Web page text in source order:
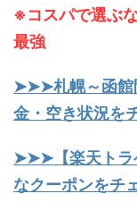
※コスパで選ぶ
最強
➤➤➤札幌～函館
金・空き状況を
➤➤➤【楽天トラ
なクーポンをチ